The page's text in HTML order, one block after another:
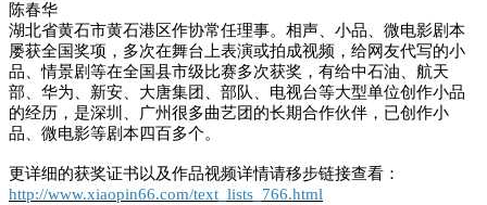
陈春华
湖北省黄石市黄石港区作协常任理事。相声、小品、微电影剧本
屡获全国奖项，多次在舞台上表演或拍成视频，给网友代写的小
品、情景剧等在全国县市级比赛多次获奖，有给中石油、航天
部、华为、新安、大唐集团、部队、电视台等大型单位创作小品
的经历，是深圳、广州很多曲艺团的长期合作伙伴，已创作小
品、微电影等剧本四百多个。
更详细的获奖证书以及作品视频详情请移步链接查看：
http://www.xiaopin66.com/text_lists_766.html